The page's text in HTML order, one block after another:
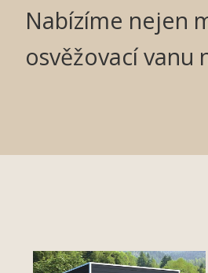
Nabízíme nejen
osvěžovací